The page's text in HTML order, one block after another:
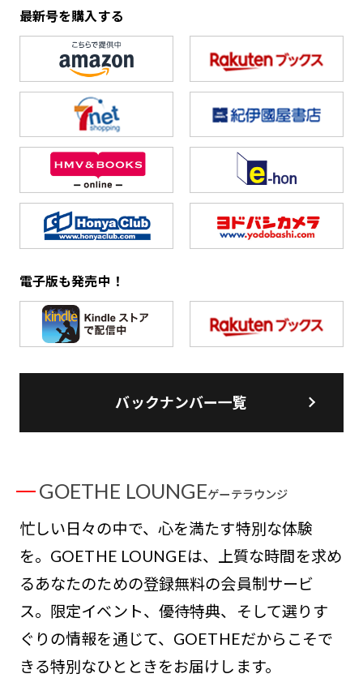
最新号を購入する
電子版も発売中！
バックナンバー一覧
GOETHE LOUNGEゲーテラウンジ
忙しい日々の中で、心を満たす特別な体験
を。GOETHE LOUNGEは、上質な時間を求め
るあなたのための登録無料の会員制サービ
ス。限定イベント、優待特典、そして選りす
ぐりの情報を通じて、GOETHEだからこそで
きる特別なひとときをお届けします。